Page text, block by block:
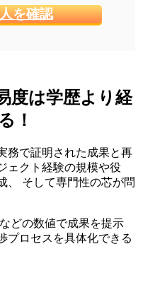
を確認
度は学歴より経
！
務で証明された成果と再
ェクト経験の規模や役
、 そして専門性の芯が問
どの数値で成果を提示
プロセスを具体化できる